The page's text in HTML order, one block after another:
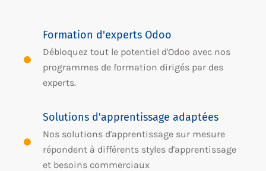
Formation d'experts Odoo
Débloquez tout le potentiel d'Odoo avec nos
programmes de formation dirigés par des
experts.
Solutions d'apprentissage adaptées
Nos solutions d'apprentissage sur mesure
répondent à différents styles d'apprentissage
et besoins commerciaux